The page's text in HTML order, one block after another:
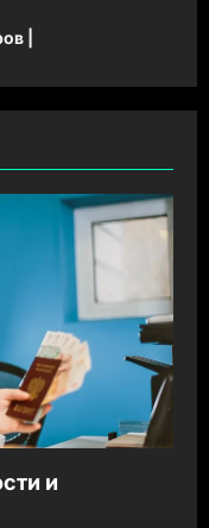
|
и